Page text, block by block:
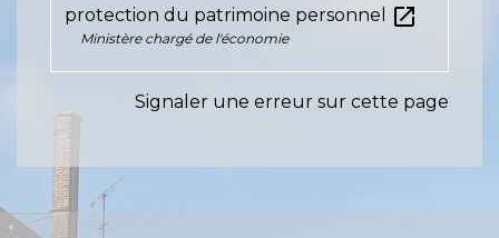
protection du patrimoine personnel
open_in_new
Ministère chargé de l'économie
Signaler une erreur sur cette page